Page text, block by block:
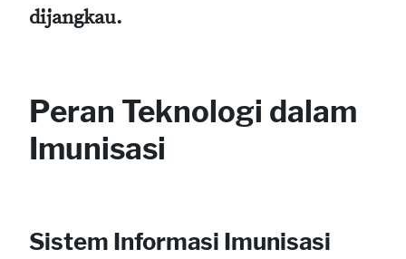
dijangkau.
Peran Teknologi dalam
Imunisasi
Sistem Informasi Imunisasi